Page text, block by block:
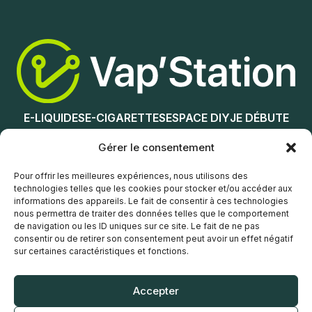
Gérer le consentement
Pour offrir les meilleures expériences, nous utilisons des
technologies telles que les cookies pour stocker et/ou accéder aux
informations des appareils. Le fait de consentir à ces technologies
nous permettra de traiter des données telles que le comportement
de navigation ou les ID uniques sur ce site. Le fait de ne pas
consentir ou de retirer son consentement peut avoir un effet négatif
sur certaines caractéristiques et fonctions.
Accepter
Lire la suite Ajouter au panier
E-LIQUIDESE-CIGARETTESESPACE DIYJE DÉBUTE
NOS MAGASINS
Service client
POLITIQUE DE CONFIDENTIALITÉ